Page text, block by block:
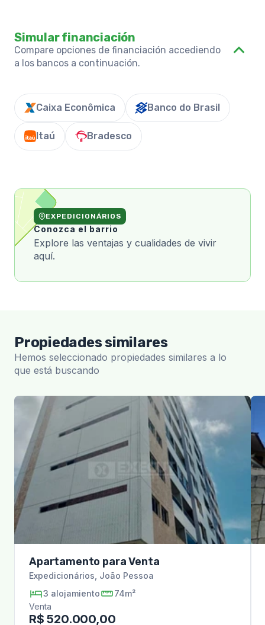
Simular financiación
Compare opciones de financiación accediendo
a los bancos a continuación.
Caixa Econômica Banco do Brasil
Itaú Bradesco
EXPEDICIONÁRIOS
Conozca el barrio
Explore las ventajas y cualidades de vivir
aquí.
Propiedades similares
Hemos seleccionado propiedades similares a lo
que está buscando
Apartamento para Venta
Expedicionários João Pessoa
3 alojamiento
74m²
Venta
R$ 520.000,00